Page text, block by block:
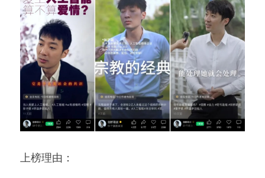
上榜理由：